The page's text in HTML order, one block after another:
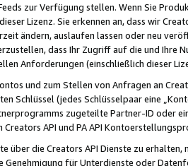
zur Verfügung stellen. Wenn Sie
Lizenz. Sie erkennen an, dass wir
ändern, auslaufen lassen oder neu
dass Ihr Zugriff auf die und Ihre
Anforderungen (einschließlich dieser
und zum Stellen von Anfragen an
Schlüssel (jedes Schlüsselpaar eine
zugeteilte Partner-ID oder
API und PA API
über die Creators API Dienste zu
Genehmigung für Unterdienste oder